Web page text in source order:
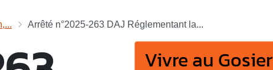
Arrêté n°2025-263 DAJ Réglementant la...
Vivre au Gosier